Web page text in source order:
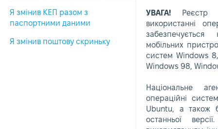
УВАГА! Реєстр
використанні
мобільних
систем Windows
Windows 98,
Національне
операційні
Ubuntu, а також
останньої
Я змінив КЕП разом з
паспортними даними
Я змінив поштову скриньку